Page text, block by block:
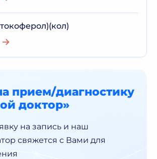
прием/диагностику
доктор»
на запись и наш
свяжется с Вами для